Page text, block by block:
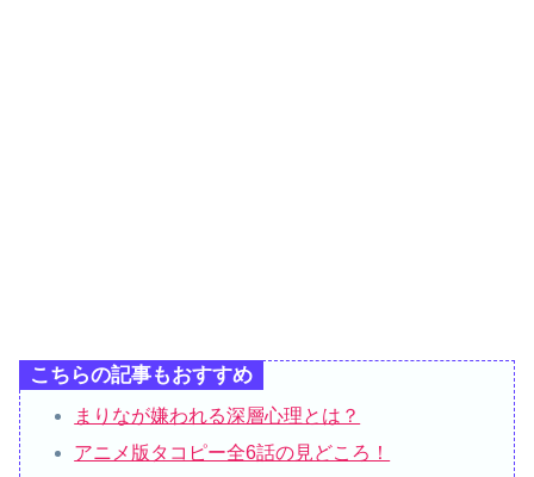
こちらの記事もおすすめ
まりなが嫌われる深層心理とは？
アニメ版タコピー全6話の見どころ！